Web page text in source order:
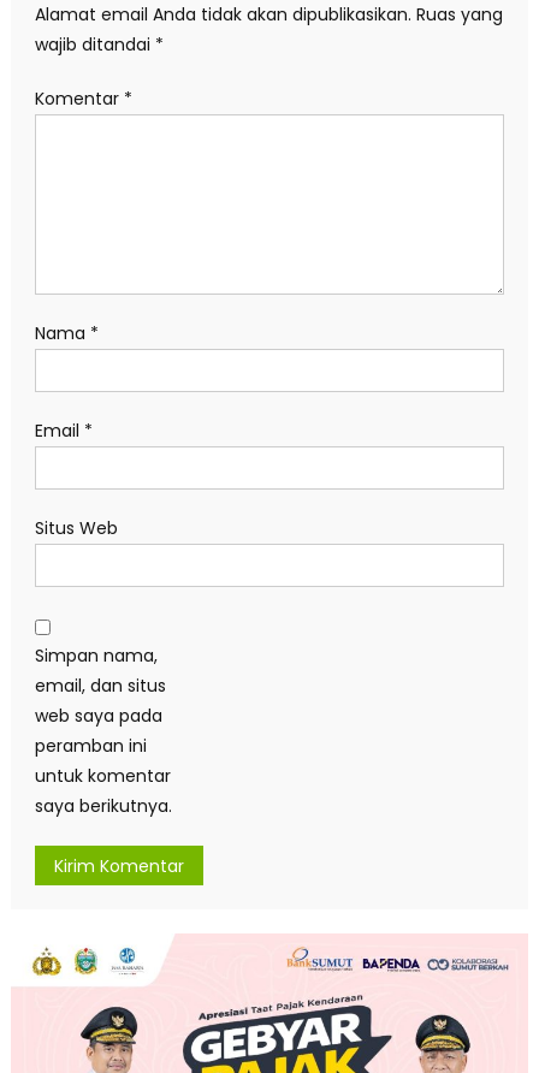
Alamat email Anda tidak akan dipublikasikan. Ruas yang
wajib ditandai *
Komentar *
Nama *
Email *
Situs Web
Simpan nama,
email, dan situs
web saya pada
peramban ini
untuk komentar
saya berikutnya.